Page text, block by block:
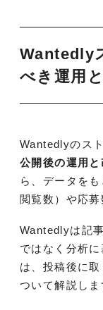
Wantedly
べき運用
Wantedlyのス
公開後の運用と
ら、データを
閲覧数）や応募
Wantedlyは記
ではなく分析
は、投稿後に
ついて解説しま